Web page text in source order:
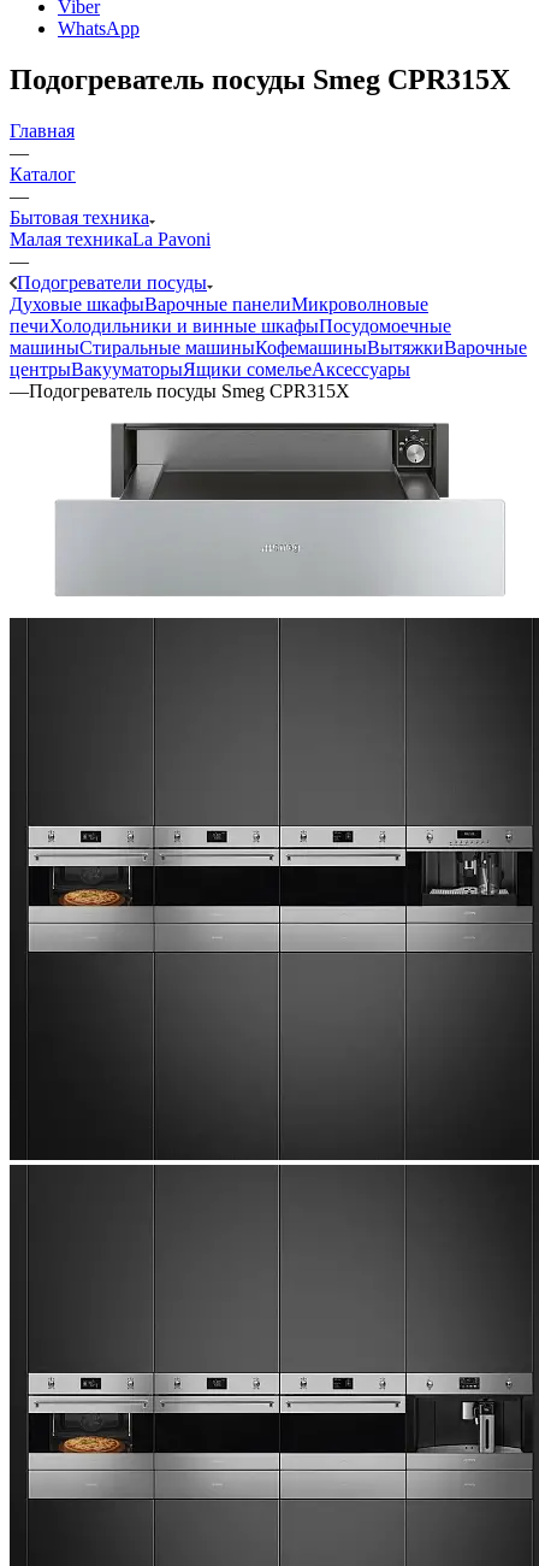
Viber
WhatsApp
Подогреватель посуды Smeg CPR315X
Главная
—
Каталог
—
Бытовая техника
Малая техникаLa Pavoni
—
Подогреватели посуды
Духовые шкафыВарочные панелиМикроволновые
печиХолодильники и винные шкафыПосудомоечные
машиныСтиральные машиныКофемашиныВытяжкиВарочные
центрыВакууматорыЯщики сомельеАксессуары
—Подогреватель посуды Smeg CPR315X